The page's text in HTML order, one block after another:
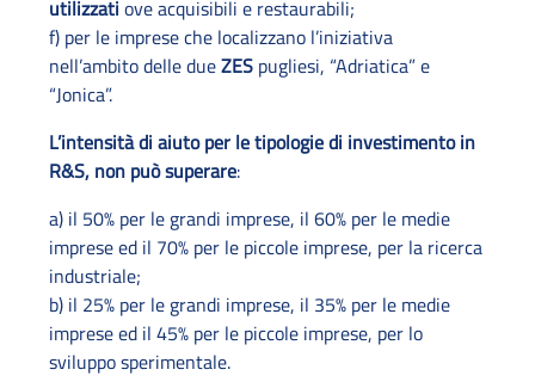
utilizzati ove acquisibili e restaurabili;
f) per le imprese che localizzano l’iniziativa
nell’ambito delle dueZES pugliesi, “Adriatica” e
“Jonica”.
L’intensità di aiuto per le tipologie di investimento in
R&S, non può superare:
a) il 50% per le grandi imprese, il 60% per le medie
imprese ed il 70% per le piccole imprese, per la ricerca
industriale;
b) il 25% per le grandi imprese, il 35% per le medie
imprese ed il 45% per le piccole imprese, per lo
sviluppo sperimentale.